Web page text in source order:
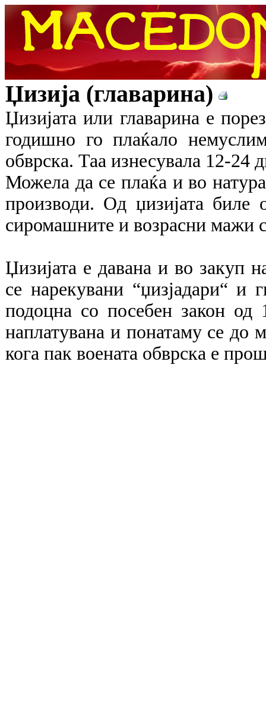
Џизија (главарина)
Џизијата или главарина е
годишно го плаќало
обврска. Таа изнесувала 12-24
Можела да се плаќа и во
производи. Од џизијата биле
сиромашните и возрасни мажи
Џизијата е давана и во закуп
се нарекувани “џизјадари“ и
подоцна со посебен закон од
наплатувана и понатаму се до
кога пак воената обврска е